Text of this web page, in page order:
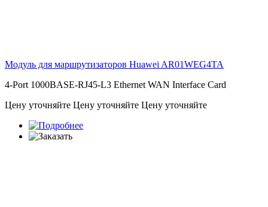
Модуль для маршрутизаторов Huawei AR01WEG4TA
4-Port 1000BASE-RJ45-L3 Ethernet WAN Interface Card
Цену уточняйте Цену уточняйте Цену уточняйте